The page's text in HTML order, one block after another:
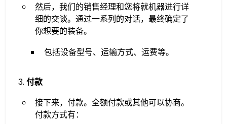
然后，我们的销售经理和您将就机器进行详
细的交谈。通过一系列的对话，最终确定了
你想要的装备。
包括设备型号、运输方式、运费等。
付款
接下来，付款。全额付款或其他可以协商。
付款方式有：